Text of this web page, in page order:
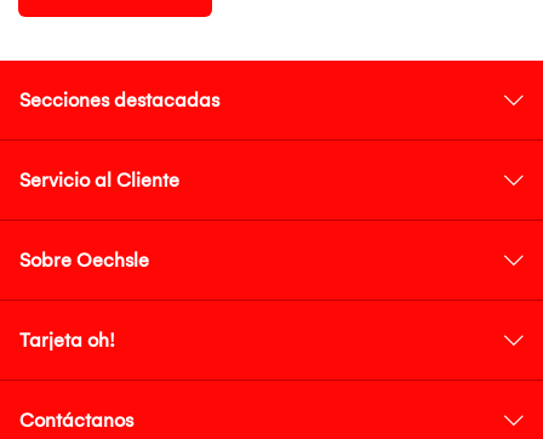
Secciones destacadas
Servicio al Cliente
Sobre Oechsle
Tarjeta oh!
Contáctanos